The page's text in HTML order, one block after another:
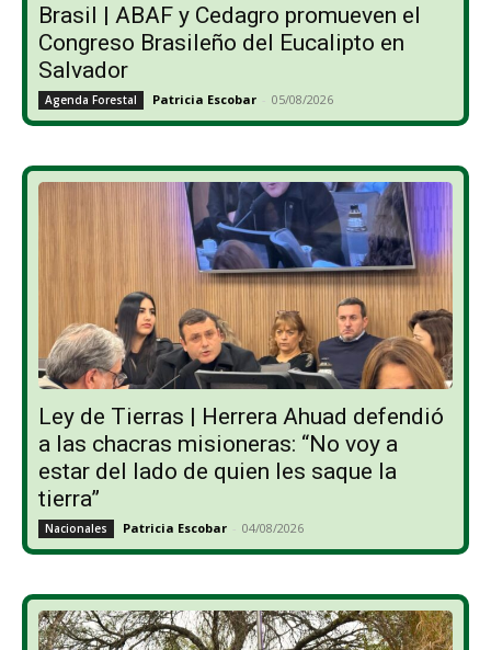
Brasil | ABAF y Cedagro promueven el
Congreso Brasileño del Eucalipto en
Salvador
Agenda Forestal Patricia Escobar - 05/08/2026
Ley de Tierras | Herrera Ahuad defendió
a las chacras misioneras: “No voy a
estar del lado de quien les saque la
tierra”
Nacionales Patricia Escobar - 04/08/2026